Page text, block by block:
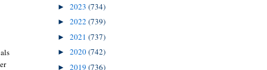
► 2023 (734)
► 2022 (739)
► 2021 (737)
► 2020(742)
► 2019 (736)